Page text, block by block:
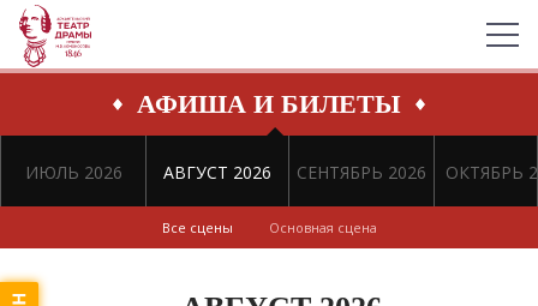
АФИША И БИЛЕТЫ
ИЮЛЬ 2026 АВГУСТ 2026 СЕНТЯБРЬ 2026 ОКТЯБРЬ
Все сцены Основная сцена